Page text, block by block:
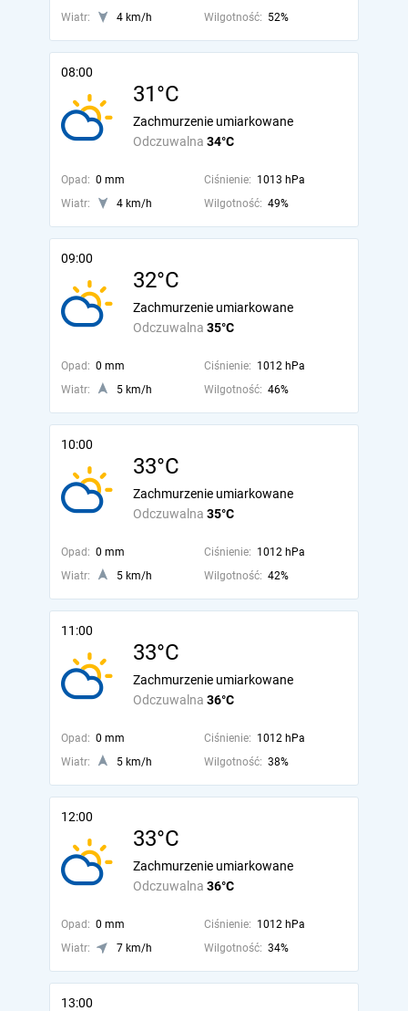
Wiatr: 4 km/h Wilgotność: 52%
08:00
31°C
Odczuwalna 34°C
Zachmurzenie umiarkowane
Opad: 0 mm Ciśnienie: 1013 hPa
Wiatr:
4 km/h Wilgotność: 49%
09:00
32°C
Odczuwalna 35°C
Zachmurzenie umiarkowane
Opad: 0 mm Ciśnienie: 1012 hPa
Wiatr:
5 km/h Wilgotność: 46%
10:00
33°C
Odczuwalna 35°C
Zachmurzenie umiarkowane
Opad: 0 mm Ciśnienie: 1012 hPa
Wiatr:
5 km/h Wilgotność: 42%
11:00
33°C
Odczuwalna 36°C
Zachmurzenie umiarkowane
Opad: 0 mm Ciśnienie: 1012 hPa
Wiatr:
5 km/h Wilgotność: 38%
12:00
33°C
Odczuwalna 36°C
Zachmurzenie umiarkowane
Opad: 0 mm Ciśnienie: 1012 hPa
Wiatr:
7 km/h Wilgotność: 34%
13:00